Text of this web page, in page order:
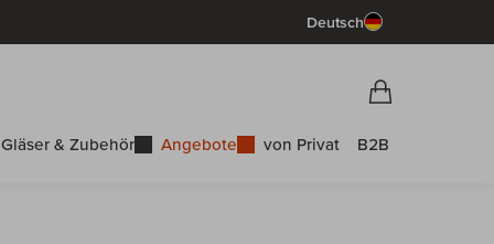
Deutsch
Gläser & Zubehör Angebote von Privat B2B